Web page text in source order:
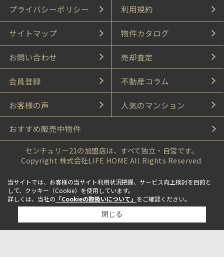
プライバシーポリシー 利用規約
サイトマップ 物件カタログ
お問い合わせ 売却査定
会員登録 不動産コラム
お客様の声 人気のマンション
おすすめ販売中物件
センチュリー21の加盟店は、すべて独立・自営です。
Copyright 株式会社LIFE HOME All Rights Reserved.
当サイトでは、お客様の当サイト利用状況把握、サービス向上検討を目的と
して、クッキー（Cookie）を使用しています。
詳しくは、当社の 「Cookieの取扱いについて」 をご確認ください。
閉じる